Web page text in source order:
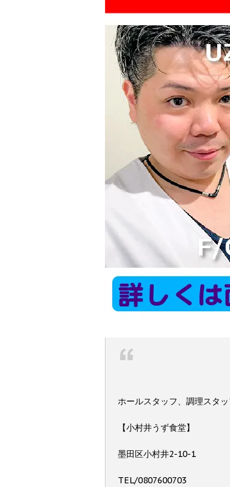
ホールスタッフ、調理スタ
【小村井うず食堂】
墨田区小村井2-10-1
TEL/0807600703